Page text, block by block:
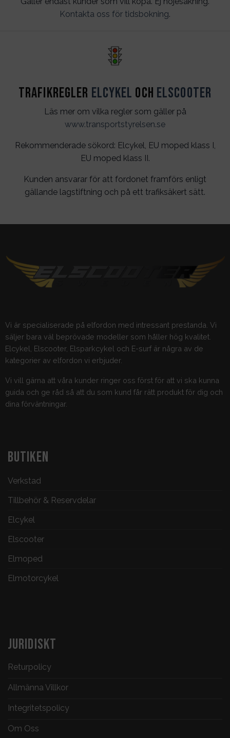
Kontakta oss för tidsbokning.
Trafikregler Elcykel och Elscooter
Läs mer om vilka regler som gäller på
www.transportstyrelsen.se
Rekommenderade sökord: Elcykel, EU moped klass I,
EU moped klass II.
Kunden ansvarar för att fordonet framförs enligt
gällande lagstiftning och på ett trafiksäkert sätt.
Vi är specialiserade på elfordon med intressant prestanda. Vi
säljer bara väl beprövade modeller som håller hög kvalitet.
Elcykel, Elscooter, Elsparkcykel och E-surf är några av de
kategorier av elfordon vi erbjuder.
Vi vill gärna att våra kunder ringer oss först för att vi ska kunna
guida och ge råd så att du som kund får rätt produkt för dig och
dina förväntningar.
BUTIKEN
Verkstad
Tillbehör & Reservdelar
Elcykel
Elscooter
Elmoped
Elmotorcykel
JURIDISKT
Returpolicy
Allmänna Villkor
Integritetspolicy
Om Oss